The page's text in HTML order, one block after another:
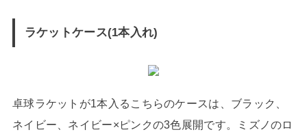
ラケットケース(1本入れ)
卓球ラケットが1本入るこちらのケースは、ブラック、
ネイビー、ネイビー×ピンクの3色展開です。ミズノのロ